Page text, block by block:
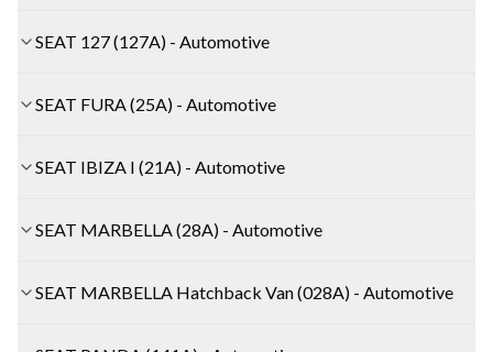
SEAT 127 (127A) - Automotive
SEAT FURA (25A) - Automotive
SEAT IBIZA I (21A) - Automotive
SEAT MARBELLA (28A) - Automotive
SEAT MARBELLA Hatchback Van (028A) - Automotive